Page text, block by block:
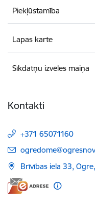
Piekļūstamība
Lapas karte
Sīkdatņu izvēles maiņa
Kontakti
+371 65071160
E-pasts:
Brīvības iela 33,